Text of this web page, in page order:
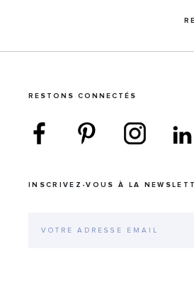
RESTONS CONNECTÉS
INSCRIVEZ-VOUS À LA